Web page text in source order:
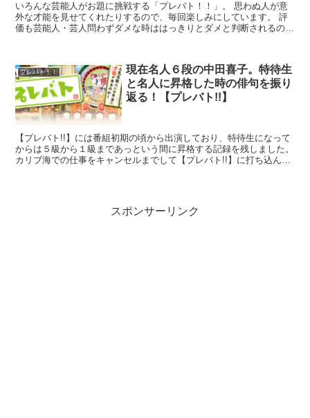
いろんな芸能人がお題に挑戦する「プレバト！！」。 思わぬ人が意
外な才能を見せてくれたりするので、毎回楽しみにしています。 評
価も芸能人・芸人問わずダメな時ははっきりとダメと判断されるの
プレバト！！
現在名人６段の中田喜子。特待生
と名人に昇格した時の俳句を振り
返る！【プレバト!!】
【プレバト!!】には番組初期の頃から出演しており、特待生になって
からは５級から１級まであっという間に昇格する記録を残しました。
カリブ海での仕事をキャンセルまでして【プレバト!!】に打ち込んだ
スポンサーリンク